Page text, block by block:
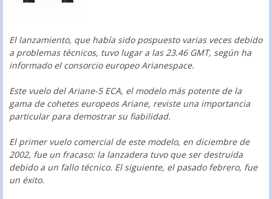
El lanzamiento, que había sido pospuesto varias veces debido
a problemas técnicos, tuvo lugar a las 23.46 GMT, según ha
informado el consorcio europeo Arianespace.
Este vuelo del Ariane-5 ECA, el modelo más potente de la
gama de cohetes europeos Ariane, reviste una importancia
particular para demostrar su fiabilidad.
El primer vuelo comercial de este modelo, en diciembre de
2002, fue un fracaso: la lanzadera tuvo que ser destruida
debido a un fallo técnico. El siguiente, el pasado febrero, fue
un éxito.